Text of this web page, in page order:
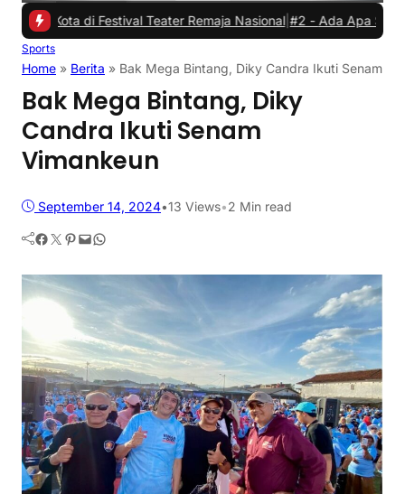
di Festival Teater Remaja Nasional |#2 -Ada Apa Sule di
Sports
Home » Berita » Bak Mega Bintang, Diky Candra Ikuti Senam
Bak Mega Bintang, Diky
Candra Ikuti Senam
Vimankeun
September 14, 2024•13 Views•2 Min read
Facebook Twitter Pinterest Mail WhatsApp